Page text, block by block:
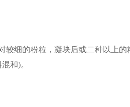
细的粉粒，凝块后或二种以上的
和)。